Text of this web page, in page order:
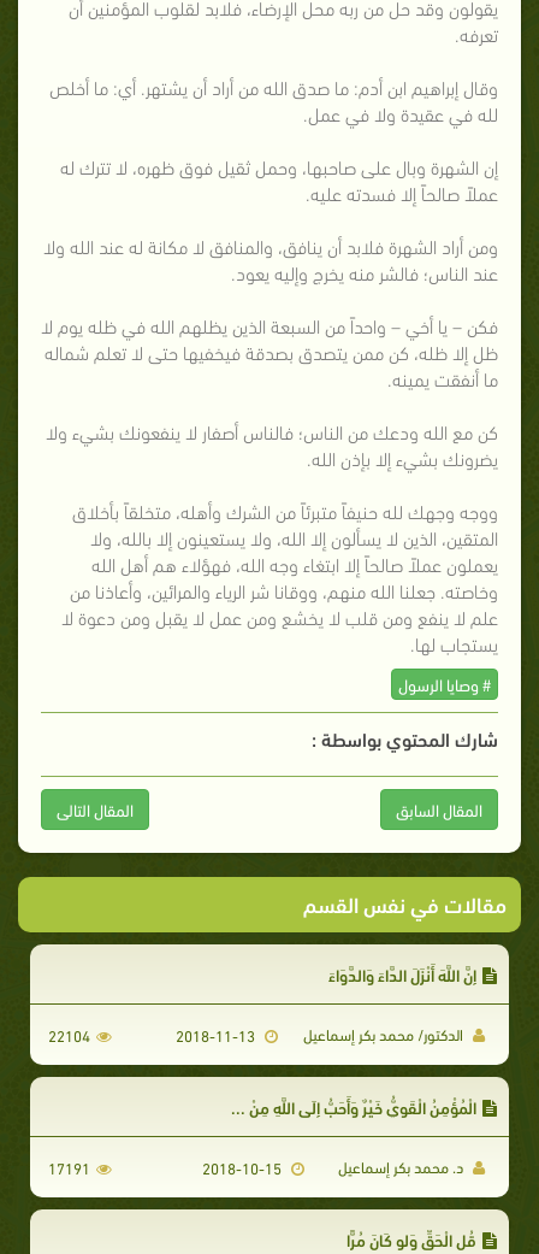
يقولون وقد حل من ربه محل الإرضاء، فلابد لقلوب المؤمنين أن
تعرفه.
وقال إبراهيم ابن أدم: ما صدق الله من أراد أن يشتهر. أي: ما أخلص
لله في عقيدة ولا في عمل.
إن الشهرة وبال على صاحبها، وحمل ثقيل فوق ظهره، لا تترك له
عملاً صالحاً إلا فسدته عليه.
ومن أراد الشهرة فلابد أن ينافق، والمنافق لا مكانة له عند الله ولا
عند الناس؛ فالشر منه يخرج وإليه يعود.
فكن – يا أخي – واحداً من السبعة الذين يظلهم الله في ظله يوم لا
ظل إلا ظله، كن ممن يتصدق بصدقة فيخفيها حتى لا تعلم شماله
ما أنفقت يمينه.
كن مع الله ودعك من الناس؛ فالناس أصفار لا ينفعونك بشيء ولا
يضرونك بشيء إلا بإذن الله.
ووجه وجهك لله حنيفاً متبرئاً من الشرك وأهله، متخلقاً بأخلاق
المتقين، الذين لا يسألون إلا الله، ولا يستعينون إلا بالله، ولا
يعملون عملاً صالحاً إلا ابتغاء وجه الله، فهؤلاء هم أهل الله
وخاصته. جعلنا الله منهم، ووقانا شر الرياء والمرائين، وأعاذنا من
علم لا ينفع ومن قلب لا يخشع ومن عمل لا يقبل ومن دعوة لا
يستجاب لها.
# وصايا الرسول
شارك المحتوي بواسطة :
المقال السابق المقال التالى
مقالات في نفس القسم
إِنَّ اللَّهَ أَنْزَلَ الدَّاءَ وَالدَّوَاءَ
الدكتور/ محمد بكر إسماعيل 22104
الْمُؤْمِنُ الْقَوِيُّ خَيْرٌ وَأَحَبُّ إِلَى اللَّهِ مِنْ ...
د. محمد بكر إسماعيل 2018-10-15
17191
قُل الْحَقِّ وَلو كَانَ مُرًّا